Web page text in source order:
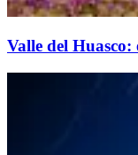
Valle del